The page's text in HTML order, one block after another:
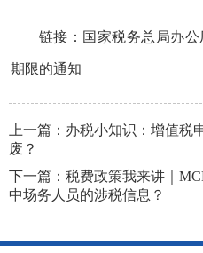
链接： 国家税务总局办
期限的通知
上一篇： 办税小知识：增值税
废？
下一篇： 税费政策我来讲｜
中场务人员的涉税信息？